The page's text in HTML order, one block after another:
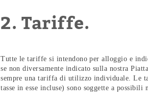
2. Tariffe.
Tutte le tariffe si intendono per alloggio e
se non diversamente indicato sulla nostra
sempre una tariffa di utilizzo individuale. Le
tasse in esse incluse) sono soggette a